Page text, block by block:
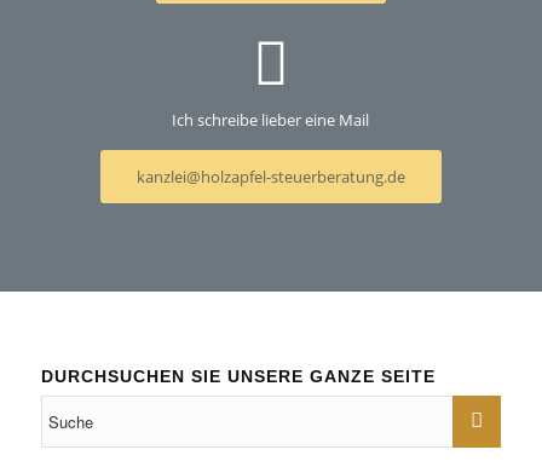
Ich schreibe lieber eine Mail
kanzlei@holzapfel-steuerberatung.de
DURCHSUCHEN SIE UNSERE GANZE SEITE